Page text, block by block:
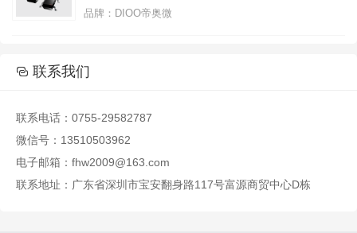
品牌：DIOO帝奥微
 联系我们
联系电话：0755-29582787
微信号：13510503962
电子邮箱：fhw2009@163.com
联系地址：广东省深圳市宝安翻身路117号富源商贸中心D栋